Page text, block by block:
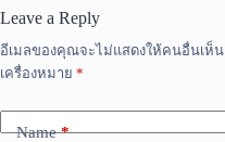
Leave a Reply
อีเมลของคุณจะไม่แสดงให้คนอื่นเห็น
เครื่องหมาย *
Name*